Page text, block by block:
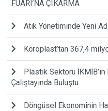
FUARI’NA ÇIKARMA
Atık Yönetiminde Yeni
Koroplast’tan 367,4
Plastik Sektörü
Çalıştayında Buluştu
Döngüsel Ekonominin